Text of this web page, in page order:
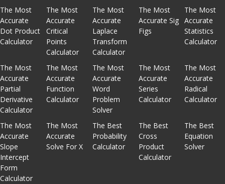
The Most
Accurate
Dot Product
Calculator
The Most
Accurate
Critical
Points
Calculator
The Most
Accurate
Laplace
Transform
Calculator
The Most
Accurate Sig
Figs
The Most
Accurate
Statistics
Calculator
The Most
Accurate
Partial
Derivative
Calculator
The Most
Accurate
Function
Calculator
The Most
Accurate
Word
Problem
Solver
The Most
Accurate
Series
Calculator
The Most
Accurate
Radical
Calculator
The Most
Accurate
Slope
Intercept
Form
Calculator
The Most
Accurate
Solve For X
The Best
Probability
Calculator
The Best
Cross
Product
Calculator
The Best
Equation
Solver